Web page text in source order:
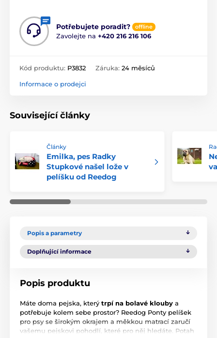
Potřebujete poradit? offline
Zavolejte na +420 216 216 106
Kód produktu: P3832 Záruka: 24 měsíců
Informace o prodejci
Související články
Články
Emilka, pes Radky
Stupkové našel lože v
pelíšku od Reedog
Popis a parametry
Doplňující informace
Popis produktu
Máte doma pejska, který trpí na bolavé klouby a
potřebuje kolem sebe prostor? Reedog Ponty pelíšek
pro psy se širokým okrajem a měkkou matrací zaručí
vašemu pejskovi pohodlí, které pro něj hledáte. Potah